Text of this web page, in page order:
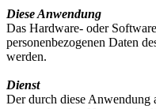
Diese Anwendung
Das Hardware- oder
personenbezogenen Daten
werden.
Dienst
Der durch diese Anwendung